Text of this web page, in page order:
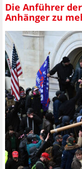
Die Anführer
Anhänger zu